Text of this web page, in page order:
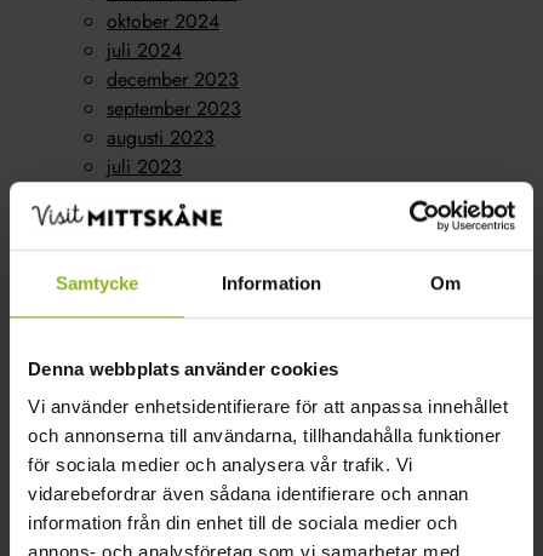
Samtycke Information Om
Denna webbplats använder cookies
Vi använder enhetsidentifierare för att anpassa innehållet
och annonserna till användarna, tillhandahålla funktioner
för sociala medier och analysera vår trafik. Vi
vidarebefordrar även sådana identifierare och annan
information från din enhet till de sociala medier och
oktober 2024
juli 2024
december 2023
september 2023
augusti 2023
juli 2023
maj 2023
april 2023
mars 2023
februari 2023
Kategorier
Konferens (1)
Nyheter(15)
Boende (7)
Företagarföreningen(1)
Gårdsbutik(8)